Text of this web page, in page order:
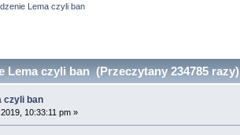
Lema czyli ban
Lema czyli ban (Przeczytany 234785 razy)
czyli ban
10:33:11 pm »